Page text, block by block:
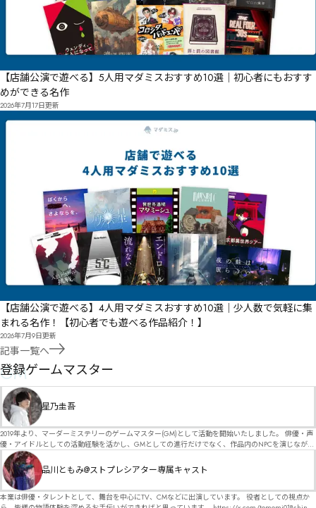
【店舗公演で遊べる】5人用マダミスおすすめ10選｜初心者にもおすす
めができる名作
2026年7月17日更新
【店舗公演で遊べる】4人用マダミスおすすめ10選｜少人数で気軽に集
まれる名作！【初心者でも遊べる作品紹介！】
2026年7月9日更新
記事一覧へ
GM
登録ゲームマスター
星乃圭吾
2019年より、マーダーミステリーのゲームマスター(GM)として活動を開始いたしました。 俳優・声
優・アイドルとしての活動経験を活かし、GMとしての進行だけでなく、作品内のNPCを演じなが
ら、お客様に物語の世界へ入り込んでいただくような演出・サービスを得意としています。 自分自
身でも作品制作を行っているので、作家さんが作品に込めた想いや意図を大切にしながら、その作
品の魅力をお客様に届けられるような公演を心がけています。 参加してくださる皆様がどんなエン
ディングを迎えるのか、どんな物語が生まれるのかを想像しながら、公演を進めていく時間が本当
に大好きです！ 対応可能作品は、オフライン（対面）作品のみとなります。 得意分野をひとつ挙げ
品川ともみ@ストプレシアター専属キャスト
本業は俳優・タレントとして、舞台を中心にTV、CMなどに出演しています。 役者としての視点か